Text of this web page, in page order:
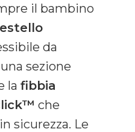
il bambino
da
sezione
la fibbia
che
sicurezza. Le